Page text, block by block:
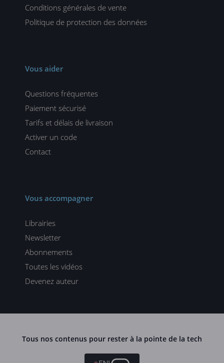
Conditions générales de vente
Politique de protection des données
Vous aider
Questions fréquentes
Paiement sécurisé
Tarifs et délais de livraison
Activer un code
Contact
Vous accompagner
Librairies
Newsletter
Abonnements
Toutes les vidéos
Devenez auteur
Tous nos contenus pour rester à la pointe de la tech